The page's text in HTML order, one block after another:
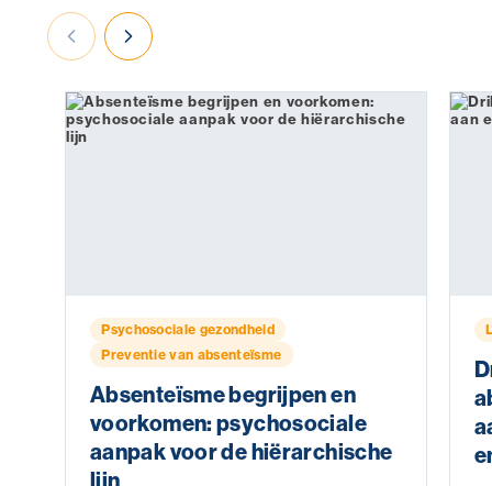
Psychosociale gezondheid
Preventie van absenteïsme
Absenteïsme begrijpen en
voorkomen: psychosociale
aanpak voor de hiërarchische
lijn